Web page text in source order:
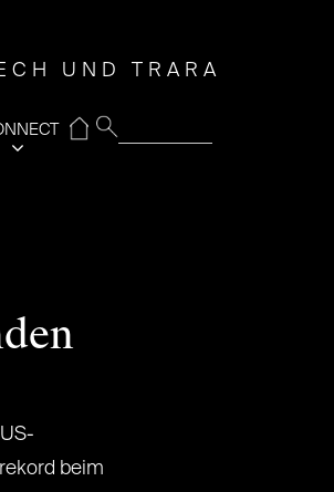
UND TRARA
⌂
beim